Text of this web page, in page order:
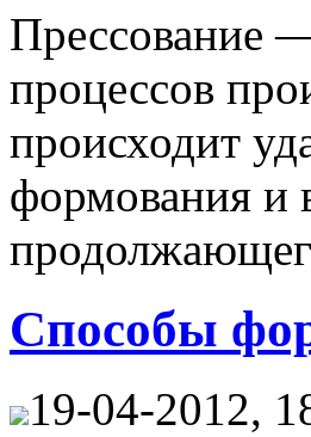
Прессование
процессов
происходит
формования и
Способы
19-04-2012,